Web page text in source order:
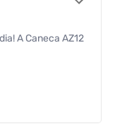
A Caneca AZ12